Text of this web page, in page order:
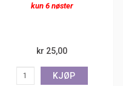
kun 6 nøster
kr 25,00
KJØP